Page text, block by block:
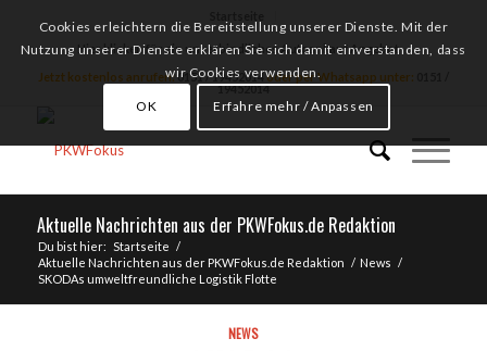
Hier klicken für ein unverbindliches Autoankauf Angebot
Jetzt kostenlos anrufen:0151 / 19452014oder per Whatsapp unter:
19452014
Aktuelle Nachrichten aus der PKWFokus.de Redaktion
Du bist hier: Startseite /
Aktuelle Nachrichten aus der PKWFokus.de Redaktion / News /
SKODAs umweltfreundliche Logistik Flotte
NEWS
Cookies erleichtern die Bereitstellung unserer Dienste. Mit der
Nutzung unserer Dienste erklären Sie sich damit einverstanden, dass
wir Cookies verwenden.
OK Erfahre mehr / Anpassen